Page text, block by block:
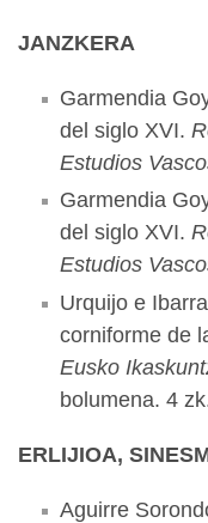
JANZKERA
Garmendia
del siglo XVI.
Estudios
Garmendia
del siglo XVI.
Estudios
Urquijo e
corniforme de
Eusko
bolumena. 4
ERLIJIOA,
Aguirre